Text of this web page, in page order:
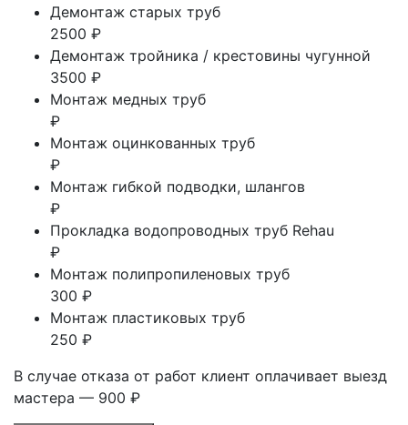
Демонтаж старых труб
2500 ₽
Демонтаж тройника / крестовины чугунной
3500 ₽
Монтаж медных труб
₽
Монтаж оцинкованных труб
₽
Монтаж гибкой подводки, шлангов
₽
Прокладка водопроводных труб Rehau
₽
Монтаж полипропиленовых труб
300 ₽
Монтаж пластиковых труб
250 ₽
В случае отказа от работ клиент оплачивает выезд
мастера — 900 ₽